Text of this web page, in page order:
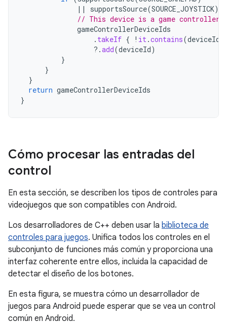
||
supportsSource(SOURCE_JOYSTICK))
// This device is a game
gameControllerDeviceIds
. takeIf { ! it.contains(deviceId
?.add(deviceId)
}
}
}
return gameControllerDeviceIds
}
Cómo procesar las entradas del
control
En esta sección, se describen los tipos de controles para
videojuegos que son compatibles con Android.
Los desarrolladores de C++ deben usar la biblioteca de
controles para juegos. Unifica todos los controles en el
subconjunto de funciones más común y proporciona una
interfaz coherente entre ellos, incluida la capacidad de
detectar el diseño de los botones.
En esta figura, se muestra cómo un desarrollador de
juegos para Android puede esperar que se vea un control
común en Android.